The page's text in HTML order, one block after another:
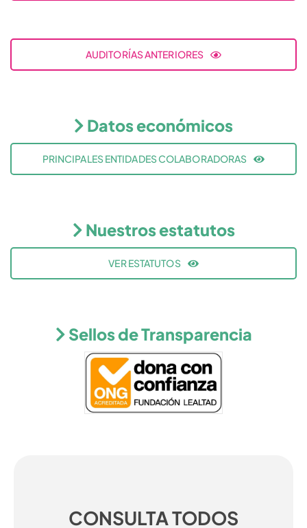
AUDITORÍAS ANTERIORES
Datos económicos
PRINCIPALES ENTIDADES COLABORADORAS
Nuestros estatutos
VER ESTATUTOS
Sellos de Transparencia
CONSULTA TODOS